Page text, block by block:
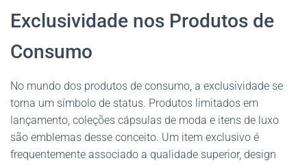
Exclusividade nos Produtos de
Consumo
No mundo dos produtos de consumo, a exclusividade se
torna um símbolo de status. Produtos limitados em
lançamento, coleções cápsulas de moda e itens de luxo
são emblemas desse conceito. Um item exclusivo é
frequentemente associado a qualidade superior, design